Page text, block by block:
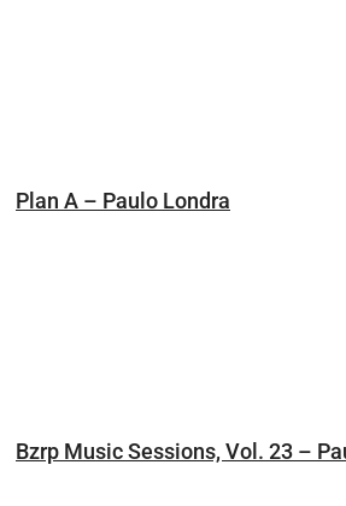
Plan A – Paulo Londra
Bzrp Music Sessions, Vol. 23 –